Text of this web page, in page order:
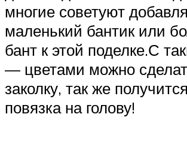
многие советуют
маленький бантик или
бант к этой поделке.С
— цветами можно
заколку, так же
повязка на голову!